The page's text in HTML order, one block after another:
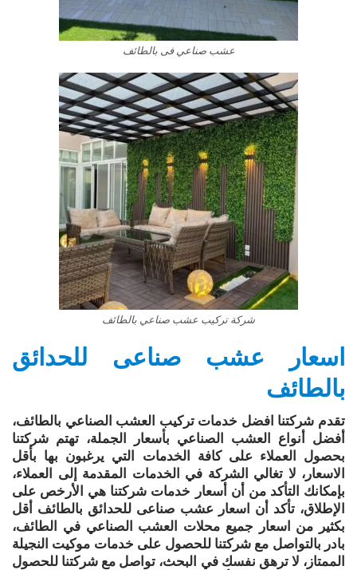
عشب صناعي فى بالطائف
شركة تركيب عشب صناعي بالطائف
اسعار عشب صناعى للحدائق
بالطائف
تقدم شركتنا افضل خدمات تركيب العشب الصناعي بالطائف،
أفضل أنواع العشب الصناعي بأسعار الجملة، تهتم شركتنا
بحصول العملاء على كافة الخدمات التي يرغبون بها بأقل
الاسعار، لا تغالي الشركة في الخدمات المقدمة إلى العملاء،
بإمكانك التأكد من أن أسعار خدمات شركتنا هي الأرخص على
الإطلاق، تأكد أن اسعار عشب صناعى للحدائق بالطائف أقل
بكثير من اسعار جميع محلات العشب الصناعي في الطائف،
بادر بالتواصل مع شركتنا للحصول على خدمات موكيت النجيلة
الممتاز، لا ترهق نفسك في البحث، تواصل مع شركتنا للحصول